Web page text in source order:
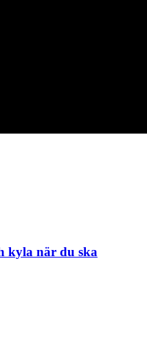
kyla när du ska